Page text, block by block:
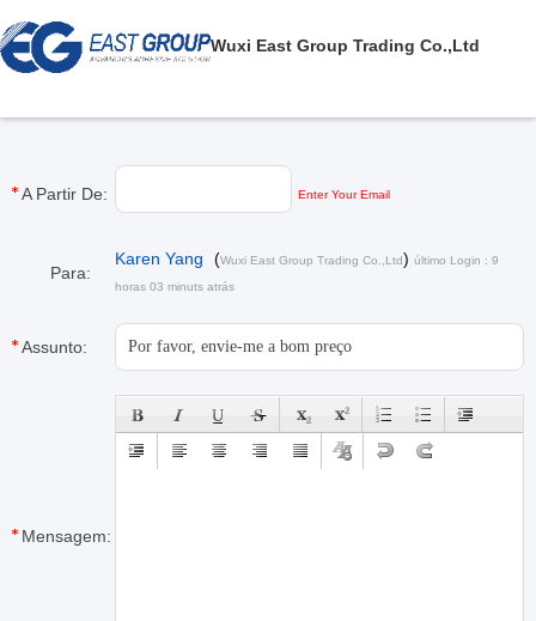
Wuxi East Group Trading Co.,Ltd
A Partir De: Enter Your Email
Para:
Karen Yang (Wuxi East Group Trading Co.,Ltd) último Login : 9
horas 03 minuts atrás
Assunto:
Mensagem: